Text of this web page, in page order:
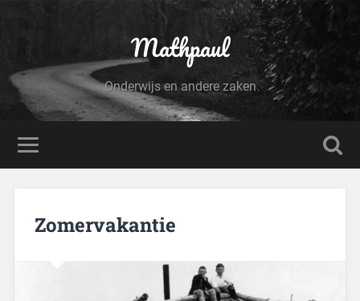
Mathpaul
Onderwijs en andere zaken
Zomervakantie